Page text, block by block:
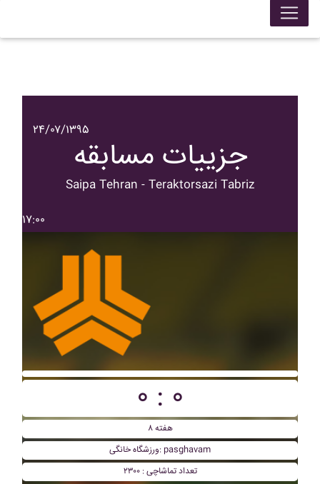
۲۴/۰۷/۱۳۹۵
جزییات مسابقه
Saipa Tehran - Teraktorsazi Tabriz
۱۷:۰۰
۰ : ۰
هفته ۸
ورزشگاه خانگی: pasghavam
تعداد تماشاچی : ۲۳۰۰